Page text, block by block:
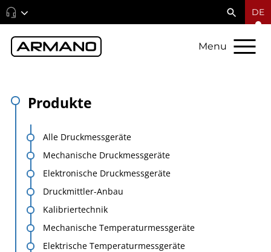
DE
Menu
Produkte
Alle Druckmessgeräte
Mechanische Druckmessgeräte
Elektronische Druckmessgeräte
Druckmittler-Anbau
Kalibriertechnik
Mechanische Temperaturmessgeräte
Elektrische Temperaturmessgeräte